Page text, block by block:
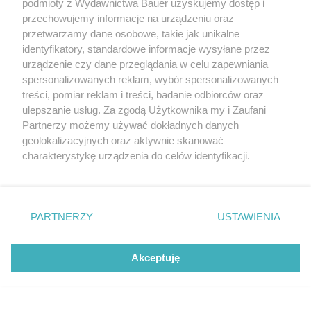
podmioty z Wydawnictwa Bauer uzyskujemy dostęp i
przechowujemy informacje na urządzeniu oraz
przetwarzamy dane osobowe, takie jak unikalne
identyfikatory, standardowe informacje wysyłane przez
urządzenie czy dane przeglądania w celu zapewniania
spersonalizowanych reklam, wybór spersonalizowanych
treści, pomiar reklam i treści, badanie odbiorców oraz
ulepszanie usług. Za zgodą Użytkownika my i Zaufani
Partnerzy możemy używać dokładnych danych
geolokalizacyjnych oraz aktywnie skanować
charakterystykę urządzenia do celów identyfikacji.
zmienić/wycofać klikając przycisk ustawień prywatności
znajdujący się w lewym dolnym rogu strony
rodzaje przetwarzania danych nie wymagają zgody
użytkownika, ale masz prawo sprzeciwić się takiemu
PARTNERZY USTAWIENIA
Akceptuję